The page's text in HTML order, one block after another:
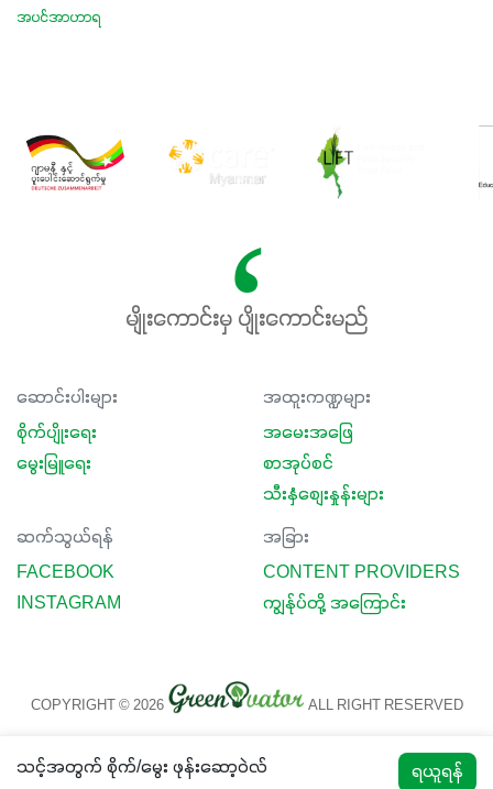
အပင်အာဟာရ
မျိုးကောင်းမှ ပျိုးကောင်းမည်
ဆောင်းပါးများ
စိုက်ပျိုးရေး
မွေးမြူရေး
အထူးကဏ္ဍများ
အမေးအဖြေ
စာအုပ်စင်
သီးနှံစျေးနှုန်းများ
ဆက်သွယ်ရန်
FACEBOOK
INSTAGRAM
အခြား
CONTENT PROVIDERS
ကျွန်ုပ်တို့ အကြောင်း
COPYRIGHT © 2026 ALL RIGHT RESERVED
သင့်အတွက် စိုက်/မွေး ဖုန်းဆော့ဝဲလ် ရယူရန်